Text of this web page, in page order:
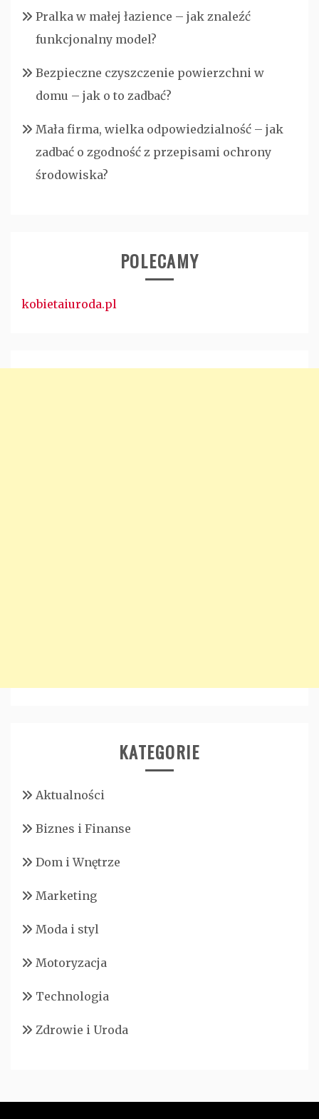
Pralka w małej łazience – jak znaleźć
funkcjonalny model?
Bezpieczne czyszczenie powierzchni w
domu – jak o to zadbać?
Mała firma, wielka odpowiedzialność – jak
zadbać o zgodność z przepisami ochrony
środowiska?
POLECAMY
kobietaiuroda.pl
KATEGORIE
Aktualności
Biznes i Finanse
Dom i Wnętrze
Marketing
Moda i styl
Motoryzacja
Technologia
Zdrowie i Uroda